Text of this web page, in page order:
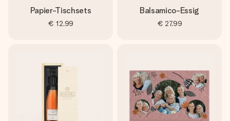
Papier-Tischsets
€ 12,99
Balsamico-Essig
€ 27,99